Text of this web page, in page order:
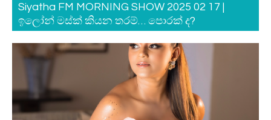
Siyatha FM MORNING SHOW 2025 02 17 |
ඉලෝන් මස්ක් කියන තරම්… පොරක් ද?